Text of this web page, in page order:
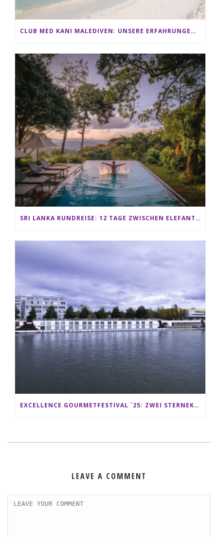
CLUB MED KANI MALEDIVEN: UNSERE ERFAHRUNGEN IM ALL-INCLUSIVE PARADIES
SRI LANKA RUNDREISE: 12 TAGE ZWISCHEN ELEFANTEN, TEEPLANTAGEN & STRAND ALS FAMILIE
EXCELLENCE GOURMETFESTIVAL ´25: ZWEI STERNEKÖCHE ANTONIO GUIDA & DARIO MORESCO VERWÖHNEN IHRE GÄSTE AUF EINER LUXERIÖSEN SCHIFFSREISE
LEAVE A COMMENT